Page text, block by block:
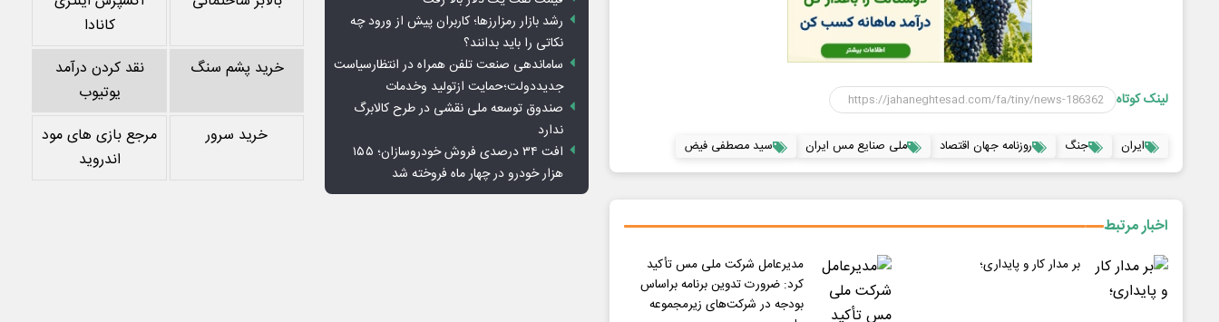
لینک کوتاه
ایران جنگ روزنامه جهان اقتصاد ملی صنایع مس ایران سید مصطفی فیض
اخبار مرتبط
بر مدار کار و پایداری؛
مدیرعامل شرکت ملی مس تأکید
کرد: ضرورت تدوین برنامه براساس
بودجه در شرکت‌های زیرمجموعه
رشد بازار رمزارزها؛ کاربران پیش از ورود چه
نکاتی را باید بدانند؟
ساماندهی صنعت تلفن همراه در انتظارسیاست
جدیددولت؛حمایت ازتولید وخدمات
صندوق توسعه ملی نقشی در طرح کالابرگ
ندارد
افت ۳۴ درصدی فروش خودروسازان؛ ۱۵۵
هزار خودرو در چهار ماه فروخته شد
کانادا
خرید پشم سنگ
نقد کردن درآمد
یوتیوب
خرید سرور
مرجع بازی های مود
اندروید